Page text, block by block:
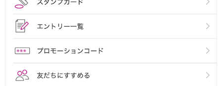
奈良県
和歌山県
中国／四国
広島県
香川県
愛媛県